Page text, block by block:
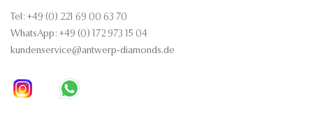
Tel: +49 (0) 221 69 00 63 70
WhatsApp: +49 (0) 172 973 15 04
kundenservice@antwerp-diamonds.de